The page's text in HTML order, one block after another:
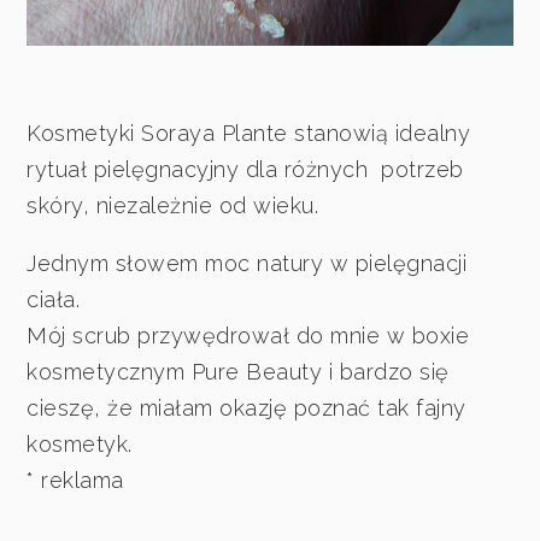
Kosmetyki Soraya Plante stanowią idealny
rytuał pielęgnacyjny dla różnych potrzeb
skóry, niezależnie od wieku.
Jednym słowem moc natury w pielęgnacji
ciała.
Mój scrub przywędrował do mnie w boxie
kosmetycznym Pure Beauty i bardzo się
cieszę, że miałam okazję poznać tak fajny
kosmetyk.
* reklama